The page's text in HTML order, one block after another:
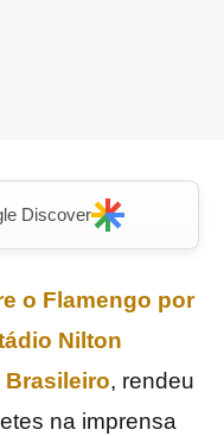
Discover
o Flamengo por
Nilton
Brasileiro, rendeu
na imprensa